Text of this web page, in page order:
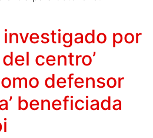
investigado por
centro’
defensor
beneficiada